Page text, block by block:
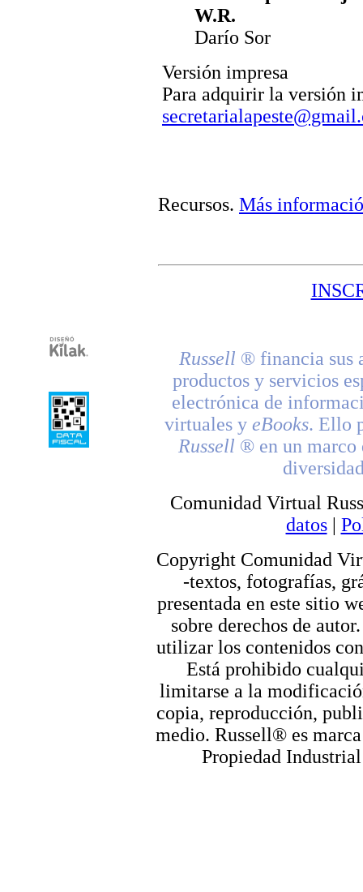
W.R.
Darío Sor
Versión impresa
Para adquirir la versión
Recursos. Más
Russell ® financia sus
productos y servicios
electrónica de
virtuales y eBooks. Ello
Russell ® en un marco
Comunidad Virtual
datos|
Copyright Comunidad
-textos, fotografías,
presentada en este sitio
sobre derechos de
utilizar los contenidos
Está prohibido
limitarse a la
copia, reproducción,
medio. Russell® es
Propiedad